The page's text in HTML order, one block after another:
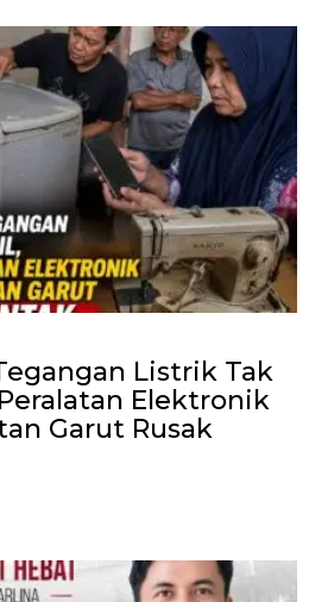
Listrik Tak
Elektronik
Garut Rusak